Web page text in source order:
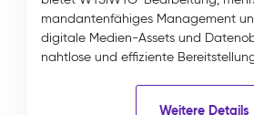
mandantenfähiges Management
digitale Medien-Assets und
nahtlose und effiziente
Weitere Details